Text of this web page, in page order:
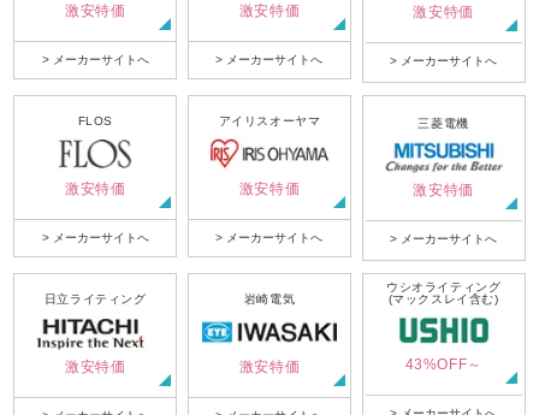
激安特価
> メーカーサイトへ
激安特価
> メーカーサイトへ
激安特価
> メーカーサイトへ
FLOS
激安特価
> メーカーサイトへ
アイリスオーヤマ
激安特価
> メーカーサイトへ
三菱電機
激安特価
> メーカーサイトへ
日立ライティング
激安特価
岩崎電気
激安特価
ウシオライティング
(マックスレイ含む)
43%OFF～